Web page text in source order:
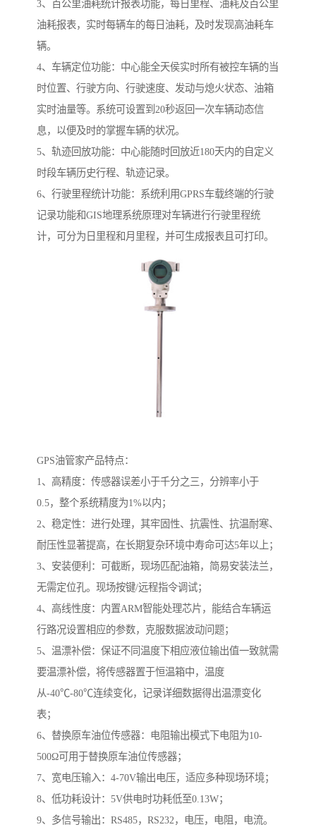
3、百公里油耗统计报表功能，每日里程、油耗及百公里
油耗报表，实时每辆车的每日油耗，及时发现高油耗车
辆。
4、车辆定位功能：中心能全天侯实时所有被控车辆的当
时位置、行驶方向、行驶速度、发动与熄火状态、油箱
实时油量等。系统可设置到20秒返回一次车辆动态信
息，以便及时的掌握车辆的状况。
5、轨迹回放功能：中心能随时回放近180天内的自定义
时段车辆历史行程、轨迹记录。
6、行驶里程统计功能：系统利用GPRS车载终端的行驶
记录功能和GIS地理系统原理对车辆进行行驶里程统
计，可分为日里程和月里程，并可生成报表且可打印。
GPS油管家产品特点：
1、高精度：传感器误差小于千分之三，分辨率小于
0.5，整个系统精度为1%以内；
2、稳定性：进行处理，其牢固性、抗震性、抗温耐寒、
耐压性显著提高，在长期复杂环境中寿命可达5年以上；
3、安装便利：可截断，现场匹配油箱，简易安装法兰，
无需定位孔。现场按键/远程指令调试；
4、高线性度：内置ARM智能处理芯片，能结合车辆运
行路况设置相应的参数，克服数据波动问题；
5、温漂补偿：保证不同温度下相应液位输出值一致就需
要温漂补偿，将传感器置于恒温箱中，温度
从-40℃-80℃连续变化，记录详细数据得出温漂变化
表；
6、替换原车油位传感器：电阻输出模式下电阻为10-
500Ω可用于替换原车油位传感器；
7、宽电压输入：4-70V输出电压，适应多种现场环境；
8、低功耗设计：5V供电时功耗低至0.13W；
9、多信号输出：RS485，RS232，电压，电阻，电流。